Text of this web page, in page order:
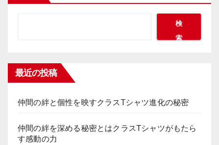
検
索
最近の投稿
仲間の絆と個性を映すクラスTシャツ進化の秘密
仲間の絆を深める秘密とはクラスTシャツがもたら
す感動の力